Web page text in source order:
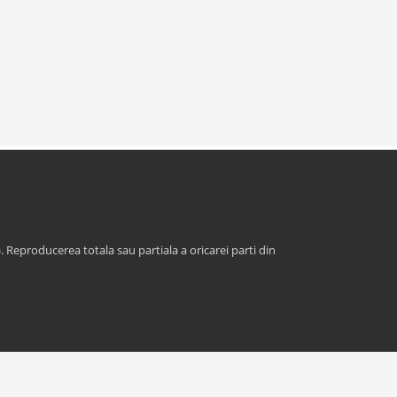
totala sau partiala a oricarei parti din